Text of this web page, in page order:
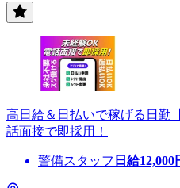
高日給＆日払いで稼げる日勤
話面接で即採用！
警備スタッフ 日給12,000